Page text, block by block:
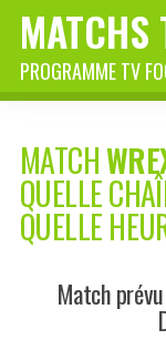
MATCHS
PROGRAMME TV
MATCH
QUELLE
QUELLE
Match